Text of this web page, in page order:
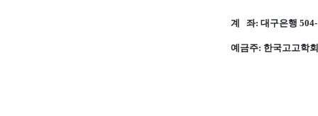
계 좌: 대구은행 504-
예금주: 한국고고학